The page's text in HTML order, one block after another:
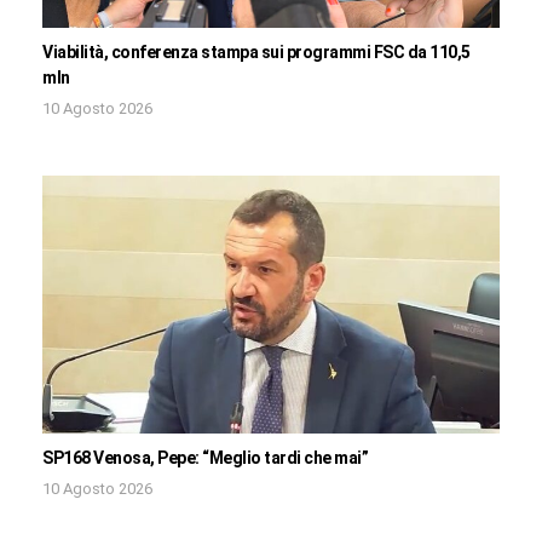
Viabilità, conferenza stampa sui programmi FSC da 110,5
mln
10 Agosto 2026
SP168 Venosa, Pepe: “Meglio tardi che mai”
10 Agosto 2026